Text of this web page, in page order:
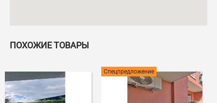
ПОХОЖИЕ ТОВАРЫ
Спецпредложение